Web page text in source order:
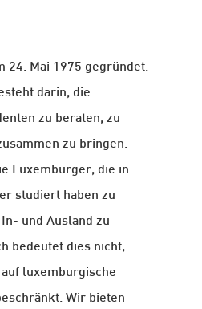
24. Mai 1975 gegründet.
darin, die
zu beraten, zu
zu bringen.
Luxemburger, die in
studiert haben zu
und Ausland zu
bedeutet dies nicht,
luxemburgische
Wir bieten